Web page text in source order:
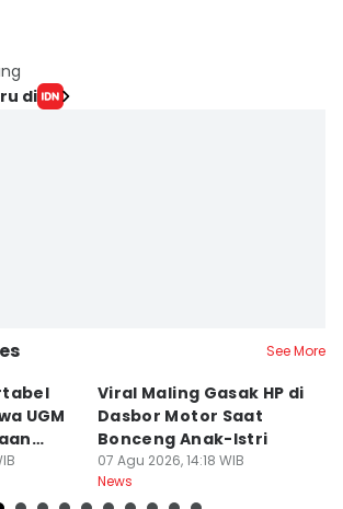
di
See More
UGM
Viral Maling Gasak HP di
Dasbor Motor Saat
Bonceng Anak-Istri
07 Agu 2026, 14:18 WIB
News